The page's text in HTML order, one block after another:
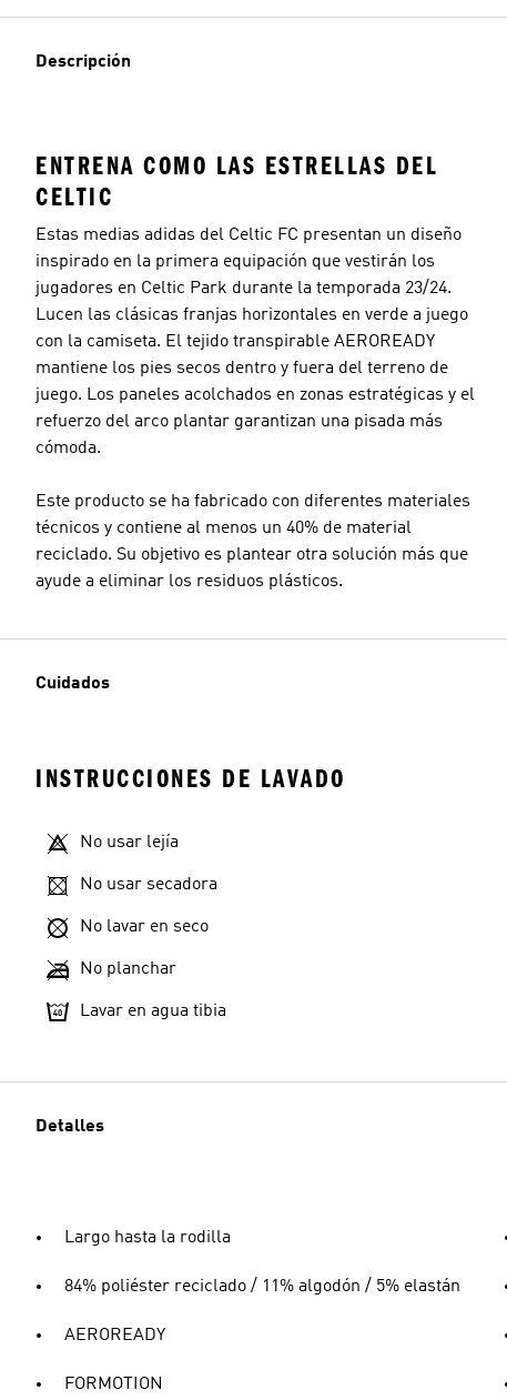
Descripción
ENTRENA COMO LAS ESTRELLAS DEL
CELTIC
Estas medias adidas del Celtic FC presentan un diseño
inspirado en la primera equipación que vestirán los
jugadores en Celtic Park durante la temporada 23/24.
Lucen las clásicas franjas horizontales en verde a juego
con la camiseta. El tejido transpirable AEROREADY
mantiene los pies secos dentro y fuera del terreno de
juego. Los paneles acolchados en zonas estratégicas y el
refuerzo del arco plantar garantizan una pisada más
cómoda.
Este producto se ha fabricado con diferentes materiales
técnicos y contiene al menos un 40% de material
reciclado. Su objetivo es plantear otra solución más que
ayude a eliminar los residuos plásticos.
Cuidados
INSTRUCCIONES DE LAVADO
No usar lejía
No usar secadora
No lavar en seco
No planchar
Lavar en agua tibia
Detalles
Largo hasta la rodilla
84% poliéster reciclado / 11% algodón / 5% elastán
AEROREADY
FORMOTION